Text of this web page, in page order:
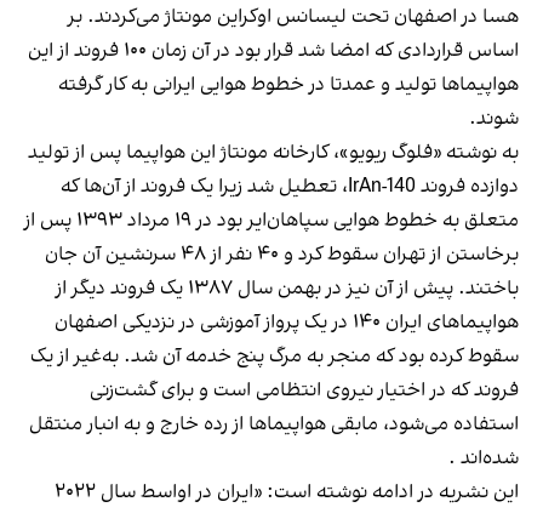
هسا در اصفهان تحت لیسانس اوکراین مونتاژ می‌کردند. بر
اساس قراردادی که امضا شد قرار بود در آن زمان ۱۰۰ فروند از این
هواپیماها تولید و عمدتا در خطوط هوایی ایرانی به کار گرفته
شوند.
به نوشته «فلوگ ریویو»، کارخانه مونتاژ این هواپیما پس از تولید
دوازده فروند IrAn-140، تعطیل شد زیرا یک فروند از آن‌ها که
متعلق به خطوط هوایی سپاهان‌ایر بود در ۱۹ مرداد ۱۳۹۳ پس از
برخاستن از تهران سقوط کرد و ۴۰ نفر از ۴۸ سرنشین آن جان
باختند. پیش از آن نیز در بهمن سال ۱۳۸۷ یک فروند دیگر از
هواپیماهای ایران ۱۴۰ در یک پرواز آموزشی در نزدیکی اصفهان
سقوط کرده بود که منجر به مرگ پنج خدمه آن شد. به‌غیر از یک
فروند که در اختیار نیروی انتظامی است و برای گشت‌زنی
استفاده می‌شود، مابقی هواپیماها از رده خارج و به انبار منتقل
شده‌اند .
این نشریه در ادامه نوشته است: «ایران در اواسط سال ۲۰۲۲